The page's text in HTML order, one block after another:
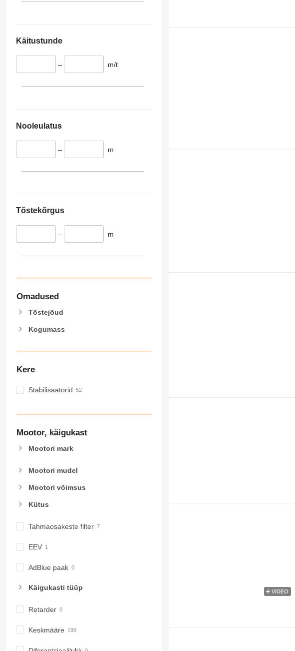
Käitustunde
– m/t
Nooleulatus
– m
Tõstekõrgus
– m
Omadused
Tõstejõud
Kogumass
Kere
Stabilisaatorid
Mootor, käigukast
Mootori mark
Mootori mudel
Mootori võimsus
Kütus
Tahmaosakeste filter
EEV
AdBlue paak
Käigukasti tüüp
Retarder
Keskmääre
VIDEO